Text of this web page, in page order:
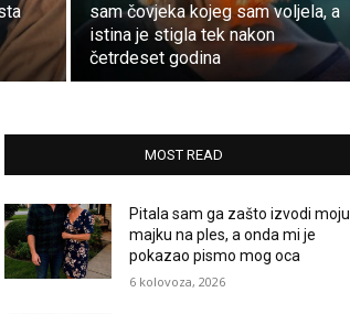
sam čovjeka kojeg sam voljela, a
istina je stigla tek nakon
četrdeset godina
MOST READ
Pitala sam ga zašto izvodi moju
majku na ples, a onda mi je
pokazao pismo mog oca
6 kolovoza, 2026